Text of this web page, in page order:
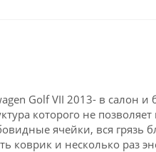
Golf VII 2013- в салон
которого не
ячейки, вся грязь
коврик и несколько раз